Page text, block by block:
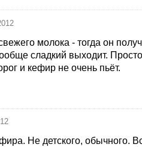
молока - тогда он
сладкий выходит.
и кефир не очень пьёт.
Не детского, обычного.